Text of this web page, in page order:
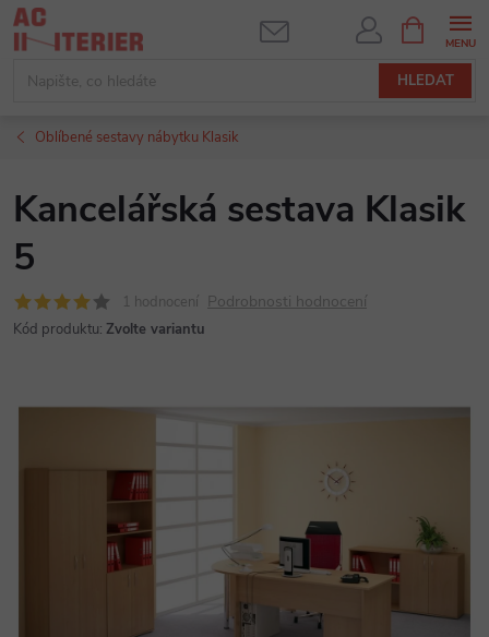
Přejít
na
HLEDAT
NÁKUPNÍ
KOŠÍK
Oblíbené sestavy nábytku Klasik
Kancelářská sestava Klasik
5
1 hodnocení Podrobnosti hodnocení
Kód produktu: Zvolte variantu